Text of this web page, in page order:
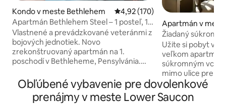
Kondo v meste Bethlehem Priemerné ohodnotenie 4,92 z
4,92 (170)
Apartmán Bethlehem Steel – 1 posteľ, 1
kúpeľňa
Vlastnené a prevádzkované veteránmi z
bojových jednotiek. Novo
zrekonštruovaný apartmán na 1.
poschodí v Bethleheme, Pensylvánia.
kultových oceliarskych komínov v
Bethleheme. Hostia si budú môcť
vychutnať priestrannú spálňu (s
Apartmán v
em
Žiadaný
historickej štvrti
Užite si pobyt v
veľkom
súkromným
mimo ulice pre
pohodlí na
pedic v spálni.
dispozícii v
Obľúbené vybavenie pre dovolenkové
prenájmy v meste Lower Saucon